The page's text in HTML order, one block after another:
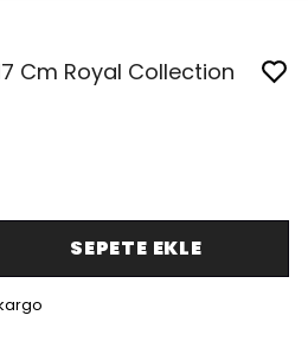
Cm Royal Collection
SEPETE EKLE